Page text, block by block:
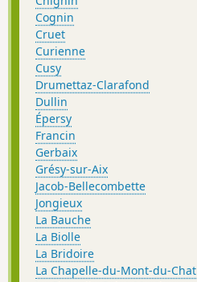
Cognin
Cruet
Curienne
Cusy
Drumettaz-Clarafond
Dullin
Épersy
Francin
Gerbaix
Grésy-sur-Aix
Jacob-Bellecombette
Jongieux
La Bauche
La Biolle
La Bridoire
La Chapelle-du-Mont-du-Chat